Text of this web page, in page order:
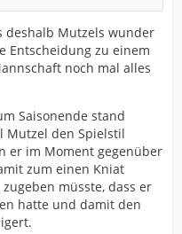
deshalb Mutzels wunder
Entscheidung zu einem
noch mal alles
Saisonende stand
Mutzel den Spielstil
er im Moment gegenüber
zum einen Kniat
müsste, dass er
hatte und damit den